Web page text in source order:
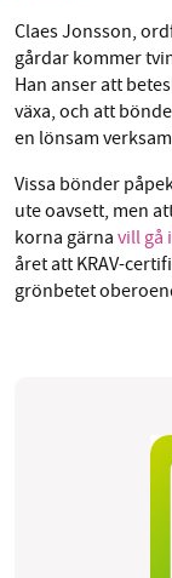
Claes Jonsson,
gårdar kommer
Han anser att
växa, och att
en lönsam
Vissa bönder
ute oavsett, men
korna gärna vill gå
året att KRAV-
grönbetet